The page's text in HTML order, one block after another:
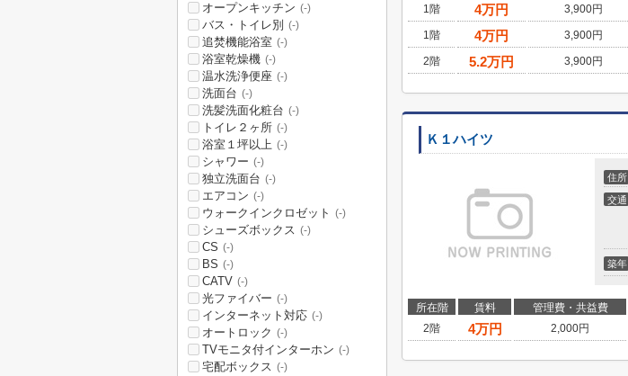
1階
4万円 3,900円
1階
4万円 3,900円
2階
5.2万円 3,900円
Ｋ１ハイツ
住所
交通
築年
所在階 賃料 管理費・共益費
2階
4万円 2,000円
オープンキッチン (-)
バス・トイレ別 (-)
追焚機能浴室 (-)
浴室乾燥機 (-)
温水洗浄便座 (-)
洗面台 (-)
洗髪洗面化粧台 (-)
トイレ２ヶ所 (-)
浴室１坪以上 (-)
シャワー (-)
独立洗面台 (-)
エアコン (-)
ウォークインクロゼット (-)
シューズボックス (-)
CS (-)
BS (-)
CATV (-)
光ファイバー (-)
インターネット対応 (-)
オートロック (-)
TVモニタ付インターホン (-)
宅配ボックス (-)